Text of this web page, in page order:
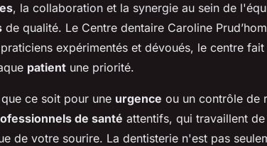
, la collaboration et la synergie au sein de
de qualité. Le Centre dentaire Caroline
expérimentés et dévoués, le centre
patient une priorité.
ce soit pour une urgence ou un contrôle de
de santé attentifs, qui travaillent
de votre sourire. La dentisterie n'est pas